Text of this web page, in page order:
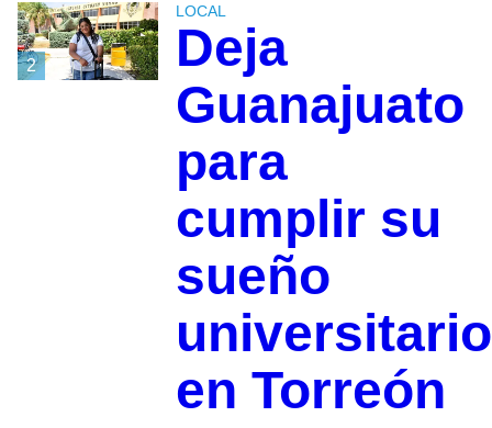
2
LOCAL
Deja
Guanajuato
para
cumplir su
sueño
universitario
en Torreón